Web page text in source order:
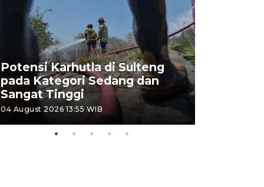
Potensi Karhutla di Sulteng
pada Kategori Sedang dan
Sangat Tinggi
04 August 2026 13:55 WIB